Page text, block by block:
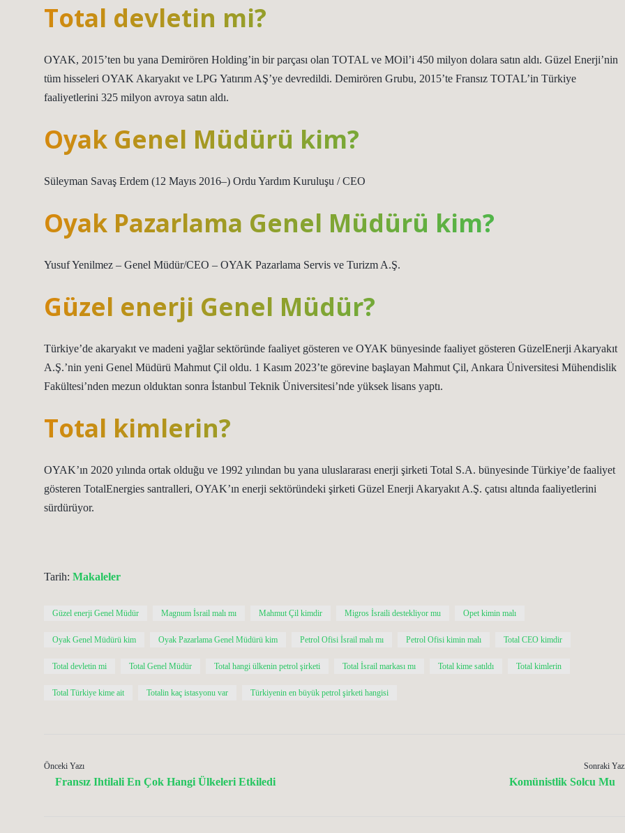
Total devletin mi?
OYAK, 2015’ten bu yana Demirören Holding’in bir parçası olan TOTAL ve MOil’i 450 milyon dolara satın aldı. Güzel Enerji’nin
tüm hisseleri OYAK Akaryakıt ve LPG Yatırım AŞ’ye devredildi. Demirören Grubu, 2015’te Fransız TOTAL’in Türkiye
faaliyetlerini 325 milyon avroya satın aldı.
Oyak Genel Müdürü kim?
Süleyman Savaş Erdem (12 Mayıs 2016–) Ordu Yardım Kuruluşu / CEO
Oyak Pazarlama Genel Müdürü kim?
Yusuf Yenilmez – Genel Müdür/CEO – OYAK Pazarlama Servis ve Turizm A.Ş.
Güzel enerji Genel Müdür?
Türkiye’de akaryakıt ve madeni yağlar sektöründe faaliyet gösteren ve OYAK bünyesinde faaliyet gösteren GüzelEnerji Akaryakıt
A.Ş.’nin yeni Genel Müdürü Mahmut Çil oldu. 1 Kasım 2023’te görevine başlayan Mahmut Çil, Ankara Üniversitesi Mühendislik
Fakültesi’nden mezun olduktan sonra İstanbul Teknik Üniversitesi’nde yüksek lisans yaptı.
Total kimlerin?
OYAK’ın 2020 yılında ortak olduğu ve 1992 yılından bu yana uluslararası enerji şirketi Total S.A. bünyesinde Türkiye’de faaliyet
gösteren TotalEnergies santralleri, OYAK’ın enerji sektöründeki şirketi Güzel Enerji Akaryakıt A.Ş. çatısı altında faaliyetlerini
sürdürüyor.
Tarih: Makaleler
Güzel enerji Genel Müdür Magnum İsrail malı mı Mahmut Çil kimdir Migros İsraili destekliyor mu Opet kimin malı
Oyak Genel Müdürü kim Oyak Pazarlama Genel Müdürü kim Petrol Ofisi İsrail malı mı Petrol Ofisi kimin malı Total CEO kimdir
Total devletin mi Total Genel Müdür Total hangi ülkenin petrol şirketi Total İsrail markası mı Total kime satıldı Total kimlerin
Total Türkiye kime ait Totalin kaç istasyonu var Türkiyenin en büyük petrol şirketi hangisi
Önceki Yazı
Fransız Ihtilali En Çok Hangi Ülkeleri Etkiledi
Sonraki
Komünistlik Solcu Mu